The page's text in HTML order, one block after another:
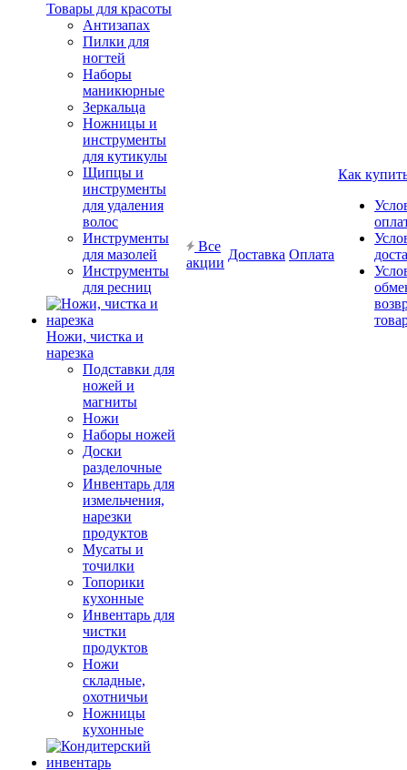
Товары для красоты
Антизапах
Пилки для
ногтей
Наборы
маникюрные
Зеркальца
Ножницы и
инструменты
для кутикулы
Щипцы и
инструменты
для удаления
волос
Инструменты
для мазолей
Инструменты
для ресниц
Ножи, чистка и
нарезка
Подставки для
ножей и
магниты
Ножи
Наборы ножей
Доски
разделочные
Инвентарь для
измельчения,
нарезки
продуктов
Мусаты и
точилки
Топорики
кухонные
Инвентарь для
чистки
продуктов
Ножи
складные,
охотничьи
Ножницы
кухонные
Все
акции
Доставка Оплата
Как